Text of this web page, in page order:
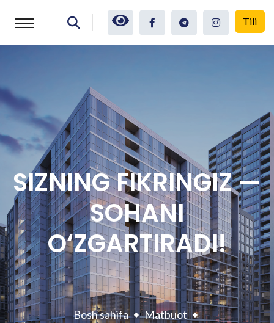
Tili
SIZNING FIKRINGIZ —
SOHANI
O‘ZGARTIRADI!
Bosh sahifa
Matbuot